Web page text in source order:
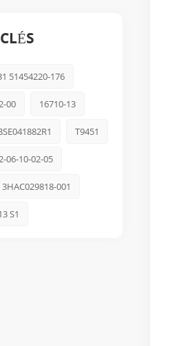
51454220-176
00 16710-13
T9451
06-10-02-05
3HAC029818-001
S1